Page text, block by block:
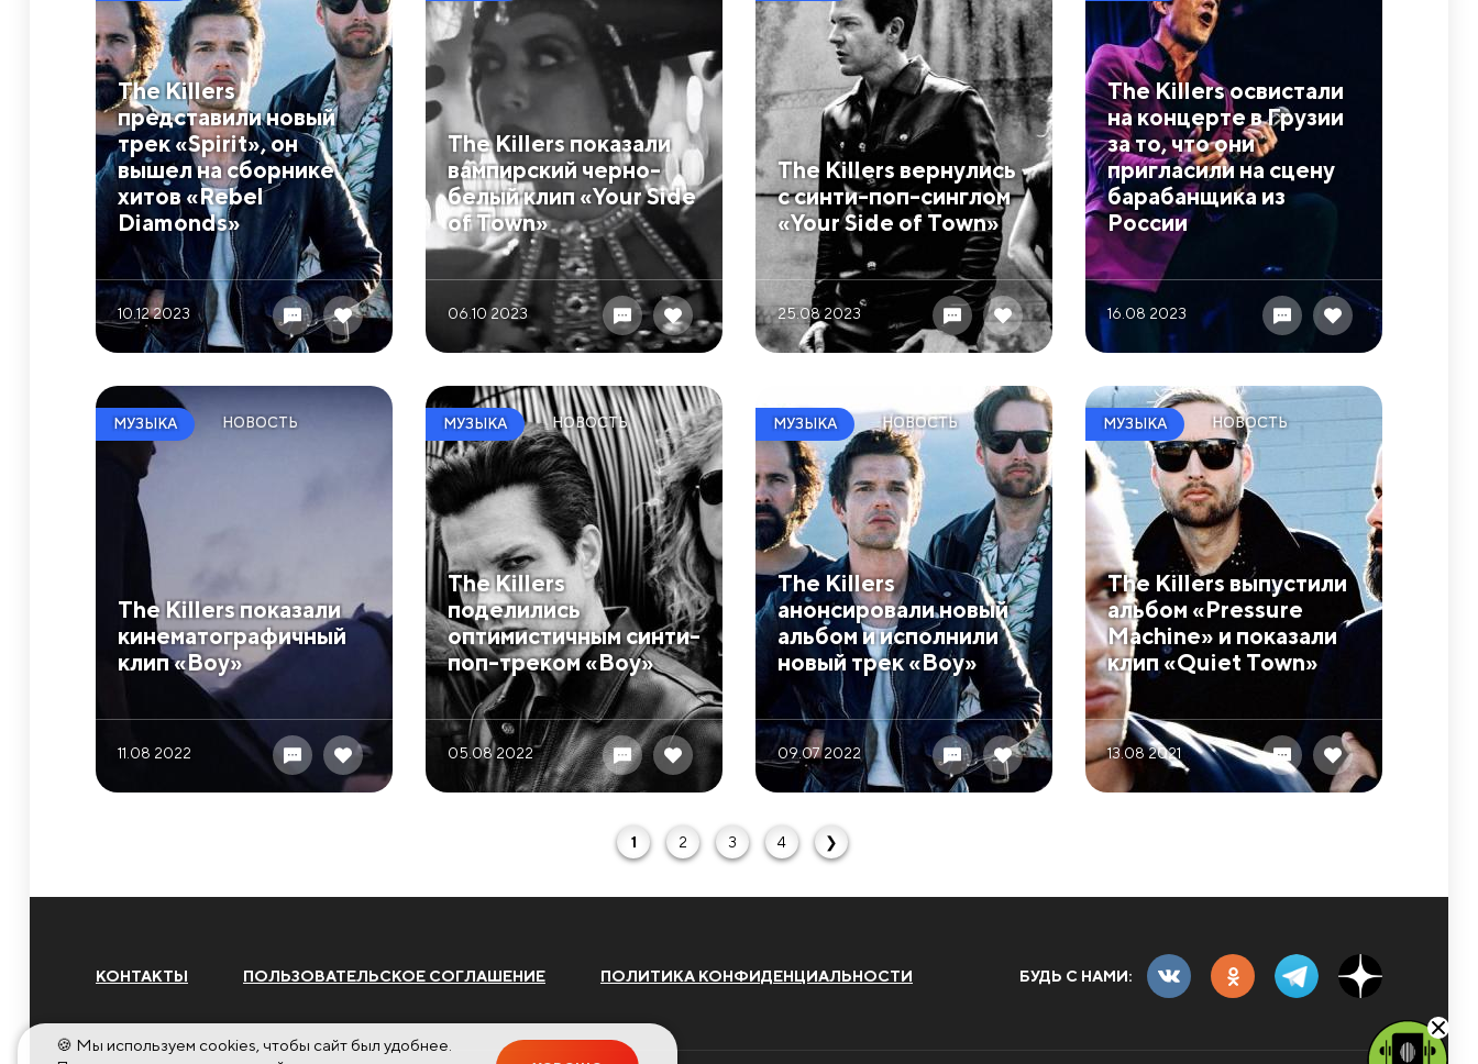
The Killers
представили новый
трек «Spirit», он
вышел на сборнике
хитов «Rebel
Diamonds»
10.12 2023
The Killers показали
вампирский черно-
белый клип «Your Side
of Town»
06.10 2023
The Killers вернулись
с синти-поп-синглом
«Your Side of Town»
25.08 2023
The Killers освистали
на концерте в Грузии
за то, что они
пригласили на сцену
барабанщика из
России
16.08 2023
МУЗЫКА НОВОСТЬ
The Killers показали
кинематографичный
клип «Boy»
11.08 2022
МУЗЫКА НОВОСТЬ
The Killers
поделились
оптимистичным синти-
поп-треком «Boy»
05.08 2022
МУЗЫКА НОВОСТЬ
The Killers
анонсировали новый
альбом и исполнили
новый трек «Boy»
09.07 2022
МУЗЫКА НОВОСТЬ
The Killers выпустили
альбом «Pressure
Machine» и показали
клип «Quiet Town»
13.08 2021
1 2 3 4 ❯
БУДЬ С НАМИ:
КОНТАКТЫ ПОЛЬЗОВАТЕЛЬСКОЕ СОГЛАШЕНИЕ ПОЛИТИКА КОНФИДЕНЦИАЛЬНОСТИ
🍪 Мы используем cookies, чтобы сайт был удобнее.